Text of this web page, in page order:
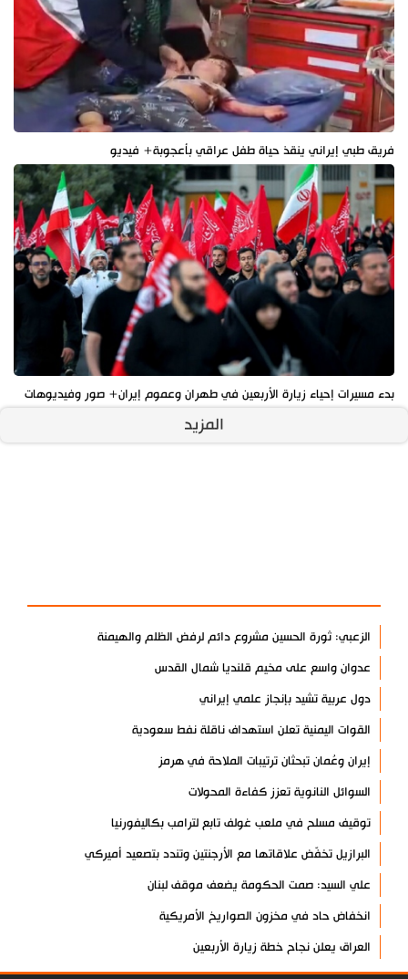
فريق طبي إيراني ينقذ حياة طفل عراقي بأعجوبة+ فيديو
بدء مسيرات إحياء زيارة الأربعين في طهران وعموم إيران+ صور وفيديوهات
المزيد
الزعبي: ثورة الحسين مشروع دائم لرفض الظلم والهيمنة
عدوان واسع على مخيم قلنديا شمال القدس
دول عربية تشيد بإنجاز علمي إيراني
القوات اليمنية تعلن استهداف ناقلة نفط سعودية
إيران وعُمان تبحثان ترتيبات الملاحة في هرمز
السوائل النانوية تعزز كفاءة المحولات
توقيف مسلح في ملعب غولف تابع لترامب بكاليفورنيا
البرازيل تخفّض علاقاتها مع الأرجنتين وتندد بتصعيد أميركي
علي السيد: صمت الحكومة يضعف موقف لبنان
انخفاض حاد في مخزون الصواريخ الأمريكية
العراق يعلن نجاح خطة زيارة الأربعين